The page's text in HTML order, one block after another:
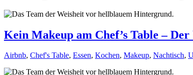
Kein Makeup am Chef’s Table – Der
Airbnb, Chef's Table, Essen, Kochen, Makeup, Nachtisch,